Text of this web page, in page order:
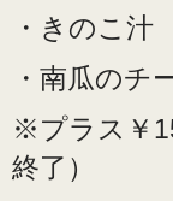
・きのこ汁
・南瓜のチ
※プラス￥
終了）